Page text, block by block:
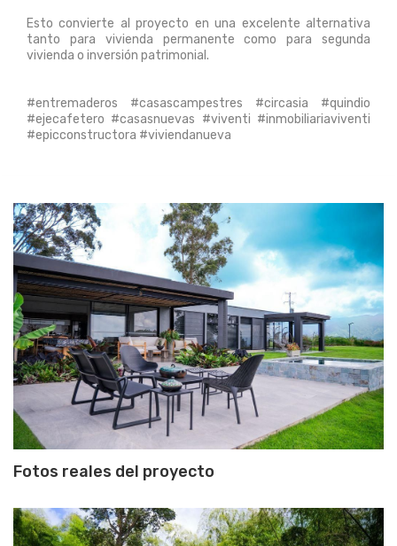
Esto convierte al proyecto en una excelente alternativa
tanto para vivienda permanente como para segunda
vivienda o inversión patrimonial.
#entremaderos #casascampestres #circasia #quindio
#ejecafetero #casasnuevas #viventi #inmobiliariaviventi
#epicconstructora #viviendanueva
Fotos reales del proyecto